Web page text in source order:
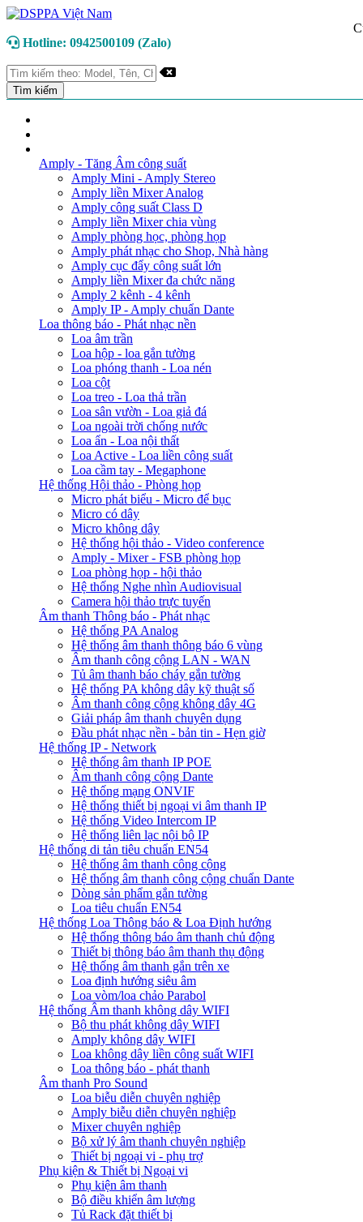
Hotline: 0942500109 (Zalo)
Amply - Tăng Âm công suất
Amply Mini - Amply Stereo
Amply liền Mixer Analog
Amply công suất Class D
Amply liền Mixer chia vùng
Amply phòng học, phòng họp
Amply phát nhạc cho Shop, Nhà hàng
Amply cục đẩy công suất lớn
Amply liền Mixer đa chức năng
Amply 2 kênh - 4 kênh
Amply IP - Amply chuẩn Dante
Loa thông báo - Phát nhạc nền
Loa âm trần
Loa hộp - loa gắn tường
Loa phóng thanh - Loa nén
Loa cột
Loa treo - Loa thả trần
Loa sân vườn - Loa giả đá
Loa ngoài trời chống nước
Loa ẩn - Loa nội thất
Loa Active - Loa liền công suất
Loa cầm tay - Megaphone
Hệ thống Hội thảo - Phòng họp
Micro phát biểu - Micro để bục
Micro có dây
Micro không dây
Hệ thống hội thảo - Video conference
Amply - Mixer - FSB phòng họp
Loa phòng họp - hội thảo
Hệ thống Nghe nhìn Audiovisual
Camera hội thảo trực tuyến
Âm thanh Thông báo - Phát nhạc
Hệ thống PA Analog
Hệ thống âm thanh thông báo 6 vùng
Âm thanh công cộng LAN - WAN
Tủ âm thanh báo cháy gắn tường
Hệ thống PA không dây kỹ thuật số
Âm thanh công cộng không dây 4G
Giải pháp âm thanh chuyên dụng
Đầu phát nhạc nền - bản tin - Hẹn giờ
Hệ thống IP - Network
Hệ thống âm thanh IP POE
Âm thanh công cộng Dante
Hệ thống mạng ONVIF
Hệ thống thiết bị ngoại vi âm thanh IP
Hệ thống Video Intercom IP
Hệ thống liên lạc nội bộ IP
Hệ thống di tản tiêu chuẩn EN54
Hệ thống âm thanh công cộng
Hệ thống âm thanh công cộng chuẩn Dante
Dòng sản phẩm gắn tường
Loa tiêu chuẩn EN54
Hệ thống Loa Thông báo & Loa Định hướng
Hệ thống thông báo âm thanh chủ động
Thiết bị thông báo âm thanh thụ động
Hệ thống âm thanh gắn trên xe
Loa định hướng siêu âm
Loa vòm/loa chảo Parabol
Hệ thống Âm thanh không dây WIFI
Bộ thu phát không dây WIFI
Amply không dây WIFI
Loa không dây liền công suất WIFI
Loa thông báo - phát thanh
Âm thanh Pro Sound
Loa biễu diễn chuyên nghiệp
Amply biễu diễn chuyên nghiệp
Mixer chuyên nghiệp
Bộ xử lý âm thanh chuyên nghiệp
Thiết bị ngoại vi - phụ trợ
Phụ kiện & Thiết bị Ngoại vi
Phụ kiện âm thanh
Bộ điều khiển âm lượng
Tủ Rack đặt thiết bị